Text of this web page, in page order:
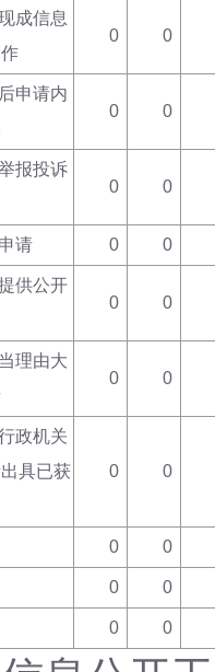
成信息
0 0
申请内
0 0
报投诉
0 0
请 0 0
供公开
0 0
理由大
0 0
政机关
具已获
0 0
0 0
0 0
0 0